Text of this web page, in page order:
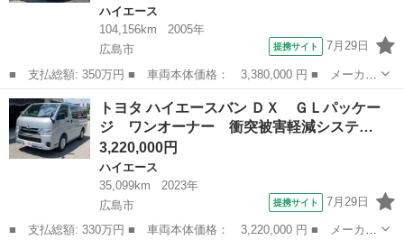
ハイエース
104,156km
2005年
広島市
提携サイト 7月29日
■ 支払総額: 350万円 ■ 車両本体価格： 3,380,000 円 ■ メーカー
名： トヨタ ■ 車種名： グランドハイエース ■ グレード名：
キャンピング キャンピングカー ６人乗り バンクベッド シン
ク コンロ ...
広島 広島市 ハイエース
トヨタ ハイエースバン ＤＸ ＧＬパッケー
ジ ワンオーナー 衝突被害軽減システ…
3,220,000円
ハイエース
35,099km
2023年
広島市
提携サイト 7月29日
■ 支払総額: 330万円 ■ 車両本体価格： 3,220,000 円 ■ メーカー